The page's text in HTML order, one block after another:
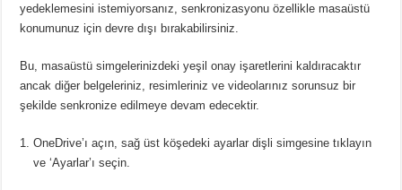
yedeklemesini istemiyorsanız, senkronizasyonu özellikle masaüstü
konumunuz için devre dışı bırakabilirsiniz.
Bu, masaüstü simgelerinizdeki yeşil onay işaretlerini kaldıracaktır
ancak diğer belgeleriniz, resimleriniz ve videolarınız sorunsuz bir
şekilde senkronize edilmeye devam edecektir.
OneDrive’ı açın, sağ üst köşedeki ayarlar dişli simgesine tıklayın
ve ‘Ayarlar’ı seçin.